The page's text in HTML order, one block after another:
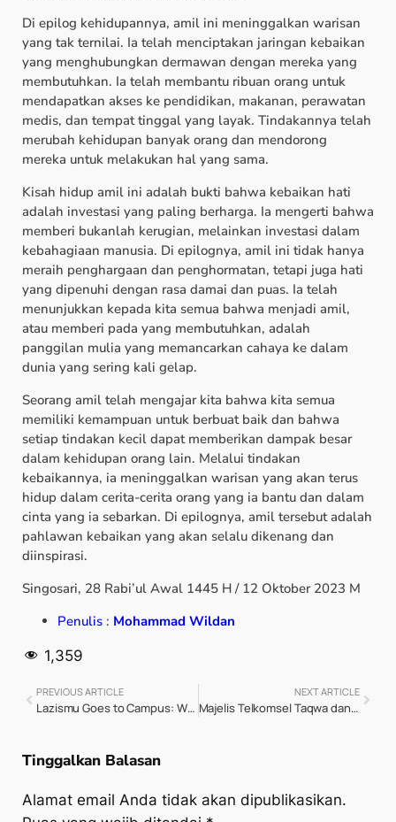
Di epilog kehidupannya, amil ini meninggalkan warisan
yang tak ternilai. Ia telah menciptakan jaringan kebaikan
yang menghubungkan dermawan dengan mereka yang
membutuhkan. Ia telah membantu ribuan orang untuk
mendapatkan akses ke pendidikan, makanan, perawatan
medis, dan tempat tinggal yang layak. Tindakannya telah
merubah kehidupan banyak orang dan mendorong
mereka untuk melakukan hal yang sama.
Kisah hidup amil ini adalah bukti bahwa kebaikan hati
adalah investasi yang paling berharga. Ia mengerti bahwa
memberi bukanlah kerugian, melainkan investasi dalam
kebahagiaan manusia. Di epilognya, amil ini tidak hanya
meraih penghargaan dan penghormatan, tetapi juga hati
yang dipenuhi dengan rasa damai dan puas. Ia telah
menunjukkan kepada kita semua bahwa menjadi amil,
atau memberi pada yang membutuhkan, adalah
panggilan mulia yang memancarkan cahaya ke dalam
dunia yang sering kali gelap.
Seorang amil telah mengajar kita bahwa kita semua
memiliki kemampuan untuk berbuat baik dan bahwa
setiap tindakan kecil dapat memberikan dampak besar
dalam kehidupan orang lain. Melalui tindakan
kebaikannya, ia meninggalkan warisan yang akan terus
hidup dalam cerita-cerita orang yang ia bantu dan dalam
cinta yang ia sebarkan. Di epilognya, amil tersebut adalah
pahlawan kebaikan yang akan selalu dikenang dan
diinspirasi.
Singosari, 28 Rabi’ul Awal 1445 H / 12 Oktober 2023 M
Penulis : Mohammad Wildan
1,359
PREVIOUS ARTICLE
Lazismu Goes to Campus: Wujudkan Mimpi, Membangun untuk Negeri
NEXT ARTICLE
Majelis Telkomsel Taqwa dan Lazismu Jawa Tengah Berdayakan UMKM Melalui Daur Ulang Limbah Plastik di Kabupaten Tegal
Tinggalkan Balasan
Alamat email Anda tidak akan dipublikasikan.